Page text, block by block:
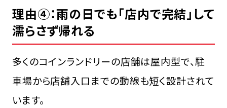
理由④：雨の日でも「店内で完結」して
濡らさず帰れる
多くのコインランドリーの店舗は屋内型で、駐
車場から店舗入口までの動線も短く設計されて
います。